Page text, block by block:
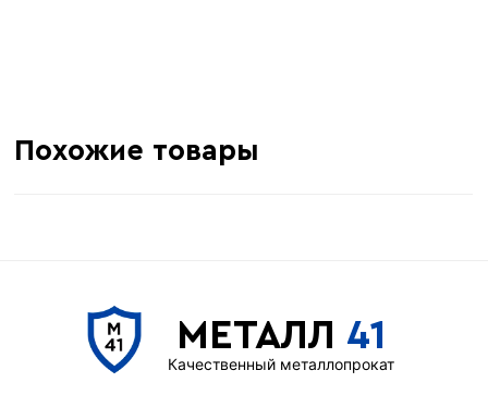
Похожие товары
МЕТАЛЛ 41
Качественный металлопрокат